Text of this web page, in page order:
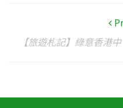
【旅遊札記】綠意香港